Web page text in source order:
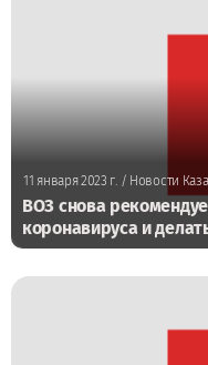
11 января 2023 г./ Новости
ВОЗ снова
коронавируса и